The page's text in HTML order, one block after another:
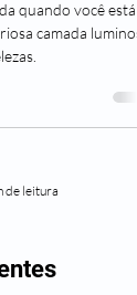
quando você está